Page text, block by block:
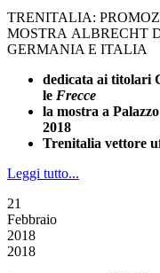
TRENITALIA:
MOSTRA ALBRECHT
GERMANIA E ITALIA
dedicata ai titolari
le Frecce
la mostra a
2018
Trenitalia vettore
Leggi tutto...
21
Febbraio
2018
2018